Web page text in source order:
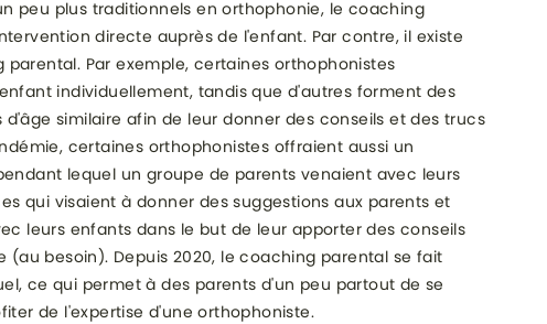
peu plus traditionnels en orthophonie, le coaching
directe auprès de l'enfant. Par contre, il existe
Par exemple, certaines orthophonistes
individuellement, tandis que d'autres forment des
similaire afin de leur donner des conseils et des trucs
certaines orthophonistes offraient aussi un
lequel un groupe de parents venaient avec leurs
qui visaient à donner des suggestions aux parents et
leurs enfants dans le but de leur apporter des conseils
(au besoin). Depuis 2020, le coaching parental se fait
ce qui permet à des parents d'un peu partout de se
de l'expertise d'une orthophoniste.